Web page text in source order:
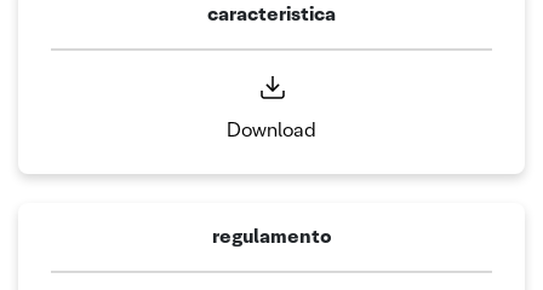
caracteristica
Download
regulamento